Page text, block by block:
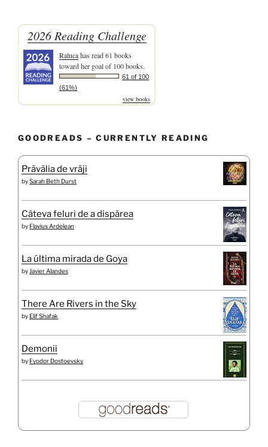
2026 Reading Challenge
Ralucahas read 61 books
toward her goal of 100 books.
61 of 100
(61%)
view books
GOODREADS – CURRENTLY READING
Prăvălia de vrăji
bySarah Beth Durst
Câteva feluri de a dispărea
by Flavius Ardelean
La última mirada de Goya
by Javier Alandes
There Are Rivers in the Sky
by Elif Shafak
Demonii
by Fyodor Dostoevsky